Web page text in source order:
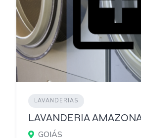
LAVANDERIAS
LAVANDERIA
GOIÁS